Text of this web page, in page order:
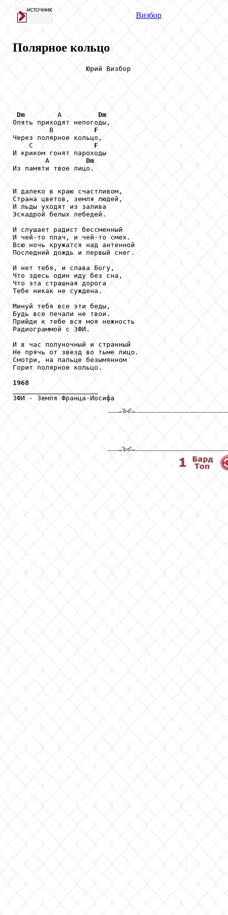
Визбор
Полярное кольцо
                  Юрий Визбор
Dm
        А
Dm
Опять приходят непогоды,
         В
F
Через полярное кольцо,
    С
F
И криком гонят пароходы
        А
Dm
Из памяти твое лицо.
И далеко в краю счастливом,
Страна цветов, земля людей,
И льды уходят из залива
Эскадрой белых лебедей.
И слушает радист бессменный
И чей-то плач, и чей-то смех.
Всю ночь кружатся над антенной
Последний дождь и первый снег.
И нет тебя, и слава Богу,
Что здесь один иду без сна,
Что эта страшная дорога
Тебе никак не суждена.
Минуй тебя все эти беды,
Будь все печали не твои.
Прийди к тебе вся моя нежность
Радиограммой с ЗФИ.
И в час полуночный и странный
Не прячь от звезд во тьме лицо.
Смотри, на пальце безымянном
Горит полярное кольцо.
1968
ЗФИ - Земля Франца-Иосифа